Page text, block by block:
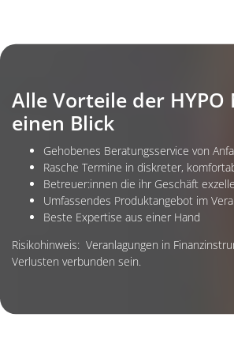
Hintergrundbild: Ein Hausbauer unterschreibt
Alle Vorteile der HYPO
einen Blick
Gehobenes Beratungsservice von
Rasche Termine in diskreter,
Betreuer:innen die ihr Geschäft
Umfassendes Produktangebot im
Beste Expertise aus einer Hand
Risikohinweis: Veranlagungen in
Verlusten verbunden sein.